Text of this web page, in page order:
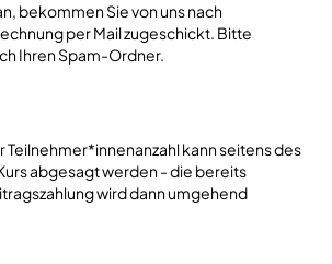
bekommen Sie von uns nach
per Mail zugeschickt. Bitte
Ihren Spam-Ordner.
kann seitens des
abgesagt werden - die bereits
wird dann umgehend